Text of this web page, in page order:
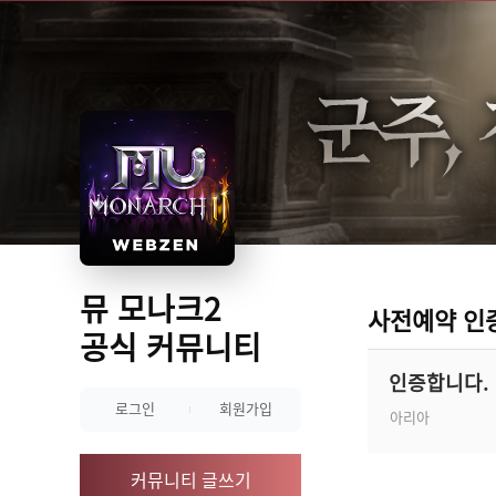
뮤 모나크2
공식 커뮤니티
로그인 회원가입
커뮤니티 글쓰기
사전예약 인
인증합니다.
아리아